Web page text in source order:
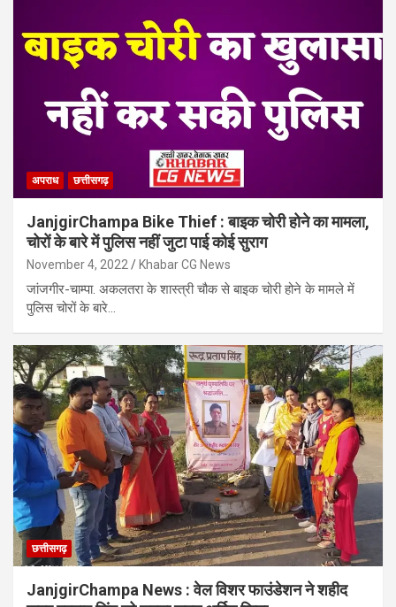
अपराध छत्तीसगढ़
JanjgirChampa Bike Thief : बाइक चोरी होने का मामला,
चोरों के बारे में पुलिस नहीं जुटा पाई कोई सुराग
November 4, 2022 Khabar CG News
जांजगीर-चाम्पा. अकलतरा के शास्त्री चौक से बाइक चोरी होने के मामले में
पुलिस चोरों के बारे…
छत्तीसगढ़
JanjgirChampa News : वेल विशर फाउंडेशन ने शहीद